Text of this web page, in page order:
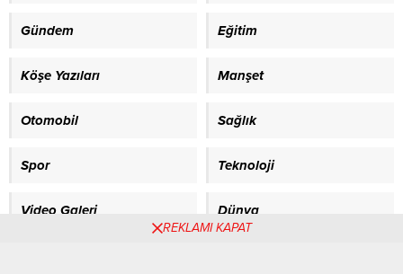
Gündem Eğitim
Köşe Yazıları Manşet
Otomobil Sağlık
Spor Teknoloji
Video Galeri Dünya
REKLAMI KAPAT